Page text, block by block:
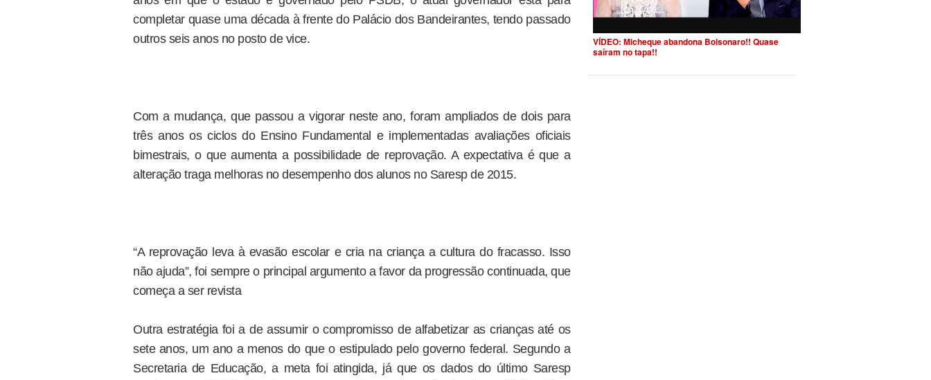
completar quase uma década à frente do Palácio dos Bandeirantes, tendo passado
outros seis anos no posto de vice.
Com a mudança, que passou a vigorar neste ano, foram ampliados de dois para
três anos os ciclos do Ensino Fundamental e implementadas avaliações oficiais
bimestrais, o que aumenta a possibilidade de reprovação. A expectativa é que a
alteração traga melhoras no desempenho dos alunos no Saresp de 2015.
“A reprovação leva à evasão escolar e cria na criança a cultura do fracasso. Isso
não ajuda”, foi sempre o principal argumento a favor da progressão continuada, que
começa a ser revista
Outra estratégia foi a de assumir o compromisso de alfabetizar as crianças até os
sete anos, um ano a menos do que o estipulado pelo governo federal. Segundo a
Secretaria de Educação, a meta foi atingida, já que os dados do último Saresp
VÍDEO: Micheque abandona Bolsonaro!! Quase
saíram no tapa!!